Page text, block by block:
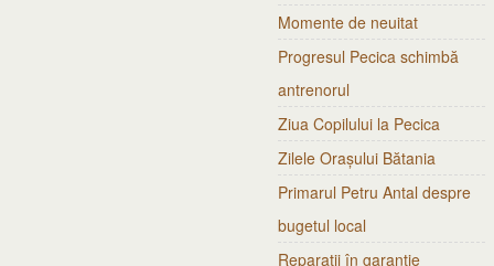
Momente de neuitat
Progresul Pecica schimbă
antrenorul
Ziua Copilului la Pecica
Zilele Orașului Bătania
Primarul Petru Antal despre
bugetul local
Reparații în garanție